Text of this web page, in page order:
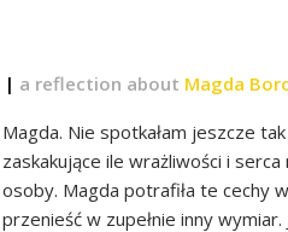
| a reflection about Magda
Magda. Nie spotkałam jeszcze
zaskakujące ile wrażliwości i
osoby. Magda potrafiła te cechy
przenieść w zupełnie inny